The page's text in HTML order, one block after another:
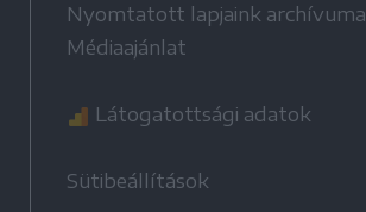
Nyomtatott lapjaink archívuma
Médiaajánlat
Látogatottsági adatok
Sütibeállítások